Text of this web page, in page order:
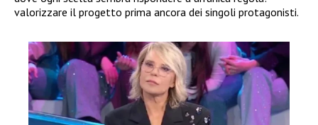
valorizzare il progetto prima ancora dei singoli protagonisti.